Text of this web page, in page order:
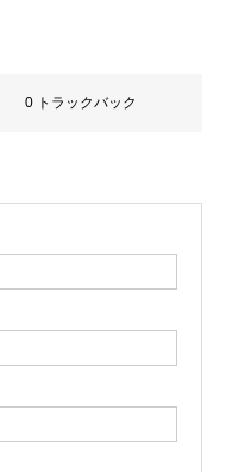
0 トラックバック